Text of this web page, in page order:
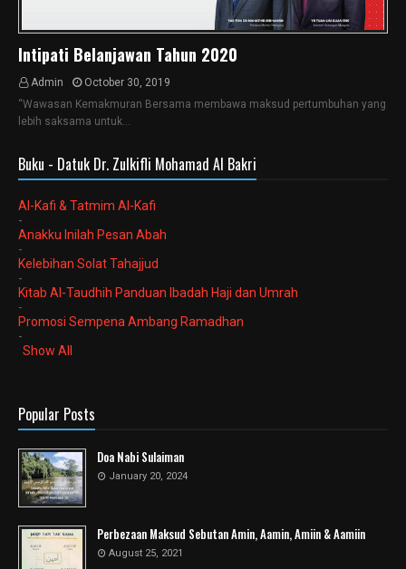
Intipati Belanjawan Tahun 2020
Admin
October 30, 2019
“Wawasan Kemakmuran Bersama membawa maksud pertumbuhan yang
lebih saksama untuk…
Buku - Datuk Dr. Zulkifli Mohamad Al Bakri
Al-Kafi & Tatmim Al-Kafi
-
Anakku Inilah Pesan Abah
-
Kelebihan Solat Tahajjud
-
Kitab Al-Taudhih Panduan Ibadah Haji dan Umrah
-
Promosi Sempena Ambang Ramadhan
-
Show All
Popular Posts
Doa Nabi Sulaiman
January 20, 2024
Perbezaan Maksud Sebutan Amin, Aamin, Amiin & Aamiin
August 25, 2021